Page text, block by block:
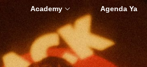
Academy Agenda Ya